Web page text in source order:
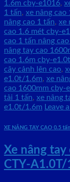
1.6m cby-e1016,
1 tấn, xe nâng cao
nâng cao 1 tấn, xe
cao 1.6 mét cby-
cao 1 tấn nâng
nâng tay cao
cao 1.6m cby-
cây cảnh lên cao,
e1.0t/1.6m, xe
cao 1600mm cby-
tải 1 tấn, xe nâng
e1.0t/1.6m Leave
XE NÂNG TAY CAO 0.5
Xe nâng tay
CTY-A1.0T/